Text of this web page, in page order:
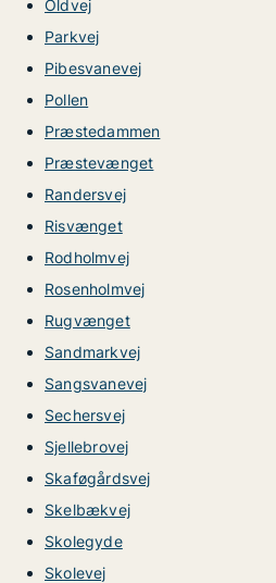
Oldvej
Parkvej
Pibesvanevej
Pollen
Præstedammen
Præstevænget
Randersvej
Risvænget
Rodholmvej
Rosenholmvej
Rugvænget
Sandmarkvej
Sangsvanevej
Sechersvej
Sjellebrovej
Skaføgårdsvej
Skelbækvej
Skolegyde
Skolevej